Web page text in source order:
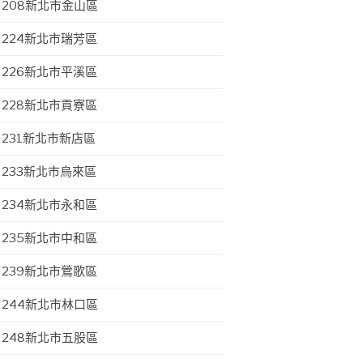
208新北市金山區
224新北市瑞芳區
226新北市平溪區
228新北市貢寮區
231新北市新店區
233新北市烏來區
234新北市永和區
235新北市中和區
239新北市鶯歌區
244新北市林口區
248新北市五股區